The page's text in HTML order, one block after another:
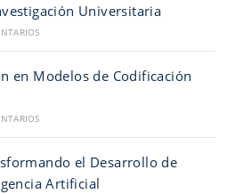
Universitaria
en Modelos de Codificación
el Desarrollo de
Artificial